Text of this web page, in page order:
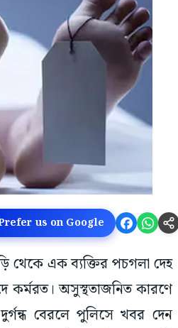
us on Google
থেকে এক ব্যক্তির পচগলা দেহ
কর্মরত। অসুস্থতাজনিত কারণে
বেরলে পুলিসে খবর দেন